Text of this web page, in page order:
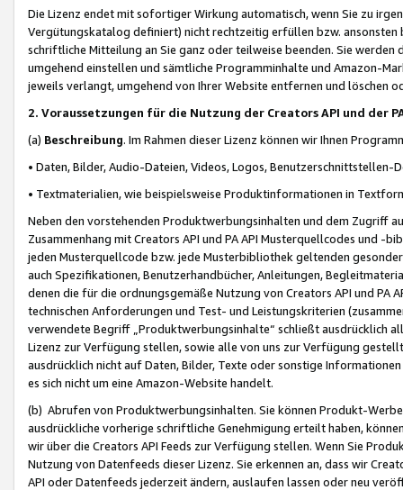
Die Lizenz endet mit sofortiger Wirkung automatisch, wenn Sie zu
Vergütungskatalog definiert) nicht rechtzeitig erfüllen bzw. ansonsten
schriftliche Mitteilung an Sie ganz oder teilweise beenden. Sie werden
umgehend einstellen und sämtliche Programminhalte und Amazon-
jeweils verlangt, umgehend von Ihrer Website entfernen und löschen
2. Voraussetzungen für die Nutzung der Creators API und der
(a) Beschreibung. Im Rahmen dieser Lizenz können wir Ihnen
• Daten, Bilder, Audio-Dateien, Videos, Logos, Benutzerschnittstellen-
• Textmaterialien, wie beispielsweise Produktinformationen in
Neben den vorstehenden Produktwerbungsinhalten und dem Zugriff
Zusammenhang mit Creators API und PA API Musterquellcodes und
jeden Musterquellcode bzw. jede Musterbibliothek geltenden
auch Spezifikationen, Benutzerhandbücher, Anleitungen,
denen die für die ordnungsgemäße Nutzung von Creators API und PA
technischen Anforderungen und Test- und Leistungskriterien
verwendete Begriff „Produktwerbungsinhalte“ schließt ausdrücklich
Lizenz zur Verfügung stellen, sowie alle von uns zur Verfügung
ausdrücklich nicht auf Daten, Bilder, Texte oder sonstige
es sich nicht um eine Amazon-Website handelt.
(b) Abrufen von Produktwerbungsinhalten. Sie können Produkt-
ausdrückliche vorherige schriftliche Genehmigung erteilt haben,
wir über die Creators API Feeds zur Verfügung stellen. Wenn Sie
Nutzung von Datenfeeds dieser Lizenz. Sie erkennen an, dass wir
API oder Datenfeeds jederzeit ändern, auslaufen lassen oder neu